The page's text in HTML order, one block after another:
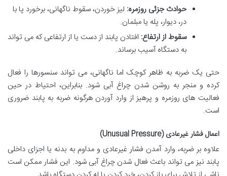
حوادث جزئی روزمره: لیز خوردن، سقوط ناگهانی، برخورد پا با
در، دیوار، پله یا مبلمان.
سقوط از ارتفاع: افتادن پابند از دست یا از ارتفاعی که می تواند
به دستگاه آسیب برساند.
حتی یک ضربه به ظاهر کوچک اما ناگهانی، می تواند سنسورها را فعال
کرده و منجر به روشن شدن چراغ آبی شود. بنابراین، احتیاط در حین
فعالیت های روزمره و پرهیز از وارد آوردن هرگونه ضربه به پابند ضروری
است.
اعمال فشار غیرعادی (Unusual Pressure)
علاوه بر ضربه، وارد آمدن فشار غیرعادی و مداوم به بدنه یا اجزای داخلی
پابند نیز می تواند باعث فعال شدن چراغ آبی شود. این فشار ممکن است